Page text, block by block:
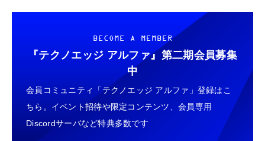
BECOME A MEMBER
『テクノエッジ アルファ』 第二期会員募集
中
会員コミュニティ「テクノエッジ アルファ」登録はこ
ちら。イベント招待や限定コンテンツ、会員専用
Discordサーバなど特典多数です